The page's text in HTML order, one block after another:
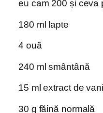
eu cam 200 și ceva
180 ml lapte
4 ouă
240 ml smântână
15 ml extract de
30 g făină normală